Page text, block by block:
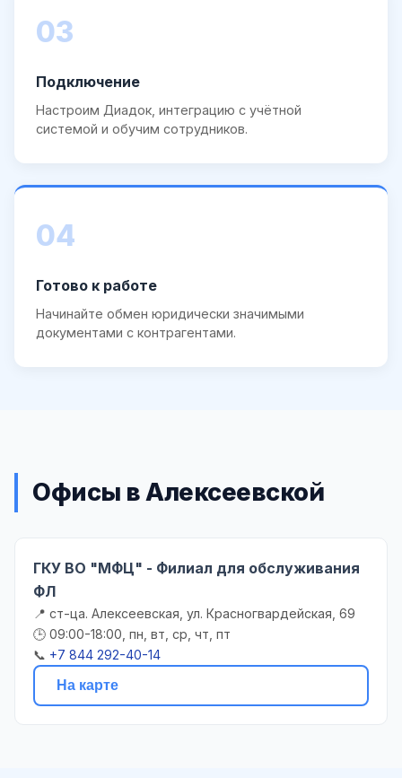
03
Подключение
Настроим Диадок, интеграцию с учётной
системой и обучим сотрудников.
04
Готово к работе
Начинайте обмен юридически значимыми
документами с контрагентами.
Офисы в Алексеевской
ГКУ ВО "МФЦ" - Филиал для обслуживания
ФЛ
📍 ст-ца. Алексеевская, ул. Красногвардейская, 69
🕒 09:00-18:00, пн, вт, ср, чт, пт
📞 +7 844 292-40-14
На карте